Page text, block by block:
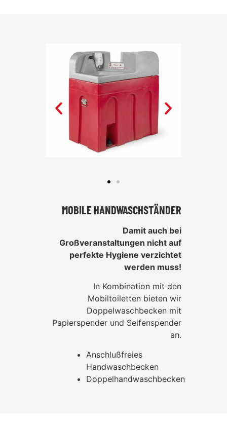
MOBILE HANDWASCHSTÄNDER
Damit auch bei
Großveranstaltungen nicht auf
perfekte Hygiene verzichtet
werden muss!
In Kombination mit den
Mobiltoiletten bieten wir
Doppelwaschbecken mit
Papierspender und Seifenspender
an.
Anschlußfreies
Handwaschbecken
Doppelhandwaschbecken